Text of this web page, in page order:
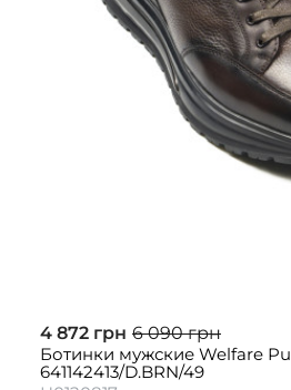
4 872 грн 6 090 грн
Ботинки мужские Welfare
641142413/D.BRN/49